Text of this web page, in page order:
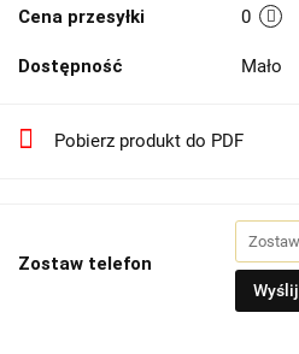
Cena przesyłki 0
Dostępność Mało
Pobierz produkt do PDF
Zostaw telefon
Wyślij